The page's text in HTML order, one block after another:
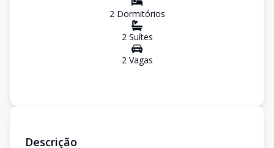
2Dormitórios
2Suítes
2Vagas
Descrição